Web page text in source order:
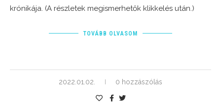
krónikája. (A részletek megismerhetők klikkelés után.)
TOVÁBB OLVASOM
2022.01.02. 0 hozzászólás